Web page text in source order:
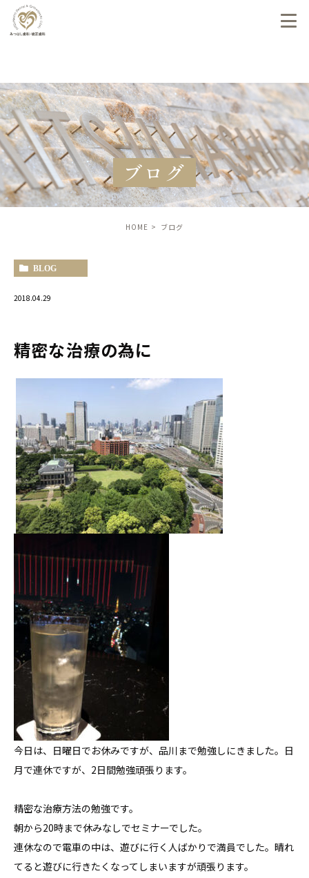
ブログ
HOME ブログ
BLOG
2018.04.29
精密な治療の為に
今日は、日曜日でお休みですが、品川まで勉強しにきました。日
月で連休ですが、2日間勉強頑張ります。
精密な治療方法の勉強です。
朝から20時まで休みなしでセミナーでした。
連休なので電車の中は、遊びに行く人ばかりで満員でした。晴れ
てると遊びに行きたくなってしまいますが頑張ります。